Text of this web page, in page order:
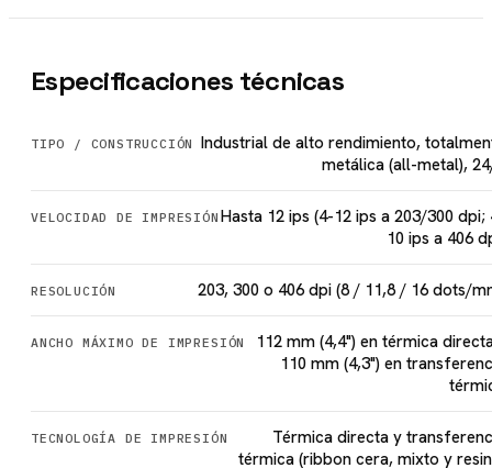
Especificaciones técnicas
TIPO / CONSTRUCCIÓN Industrial de alto rendimiento,
metálica (all-metal),
VELOCIDAD DE IMPRESIÓN Hasta 12 ips (4-12 ips a 203/300 dpi;
10 ips a 406
RESOLUCIÓN 203, 300 o 406 dpi (8 / 11,8 / 16 dots/
ANCHO MÁXIMO DE IMPRESIÓN
112 mm (4,4") en térmica
110 mm (4,3") en
TECNOLOGÍA DE IMPRESIÓN
Térmica directa y
térmica (ribbon cera, mixto y